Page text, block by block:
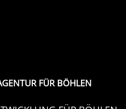
FÜR BÖHLEN